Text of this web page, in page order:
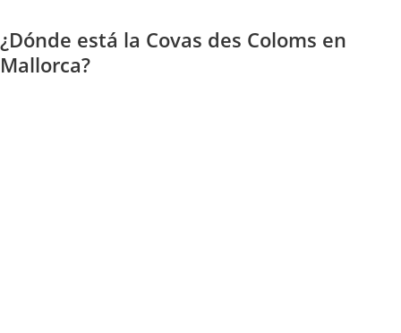
¿Dónde está la Covas des Coloms en
Mallorca?